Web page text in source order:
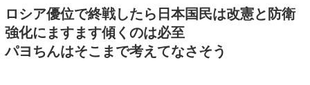
ロシア優位で終戦したら日本国民は改憲と防衛
強化にますます傾くのは必至
パヨちんはそこまで考えてなさそう